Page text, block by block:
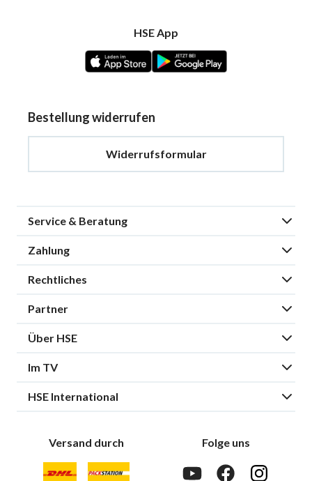
HSE App
Bestellung widerrufen
Widerrufsformular
Service & Beratung
Zahlung
Rechtliches
Partner
Über HSE
Im TV
HSE International
Versand durch Folge uns